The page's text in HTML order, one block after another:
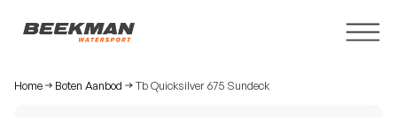
Home Boten Aanbod Tb Quicksilver 675 Sundeck